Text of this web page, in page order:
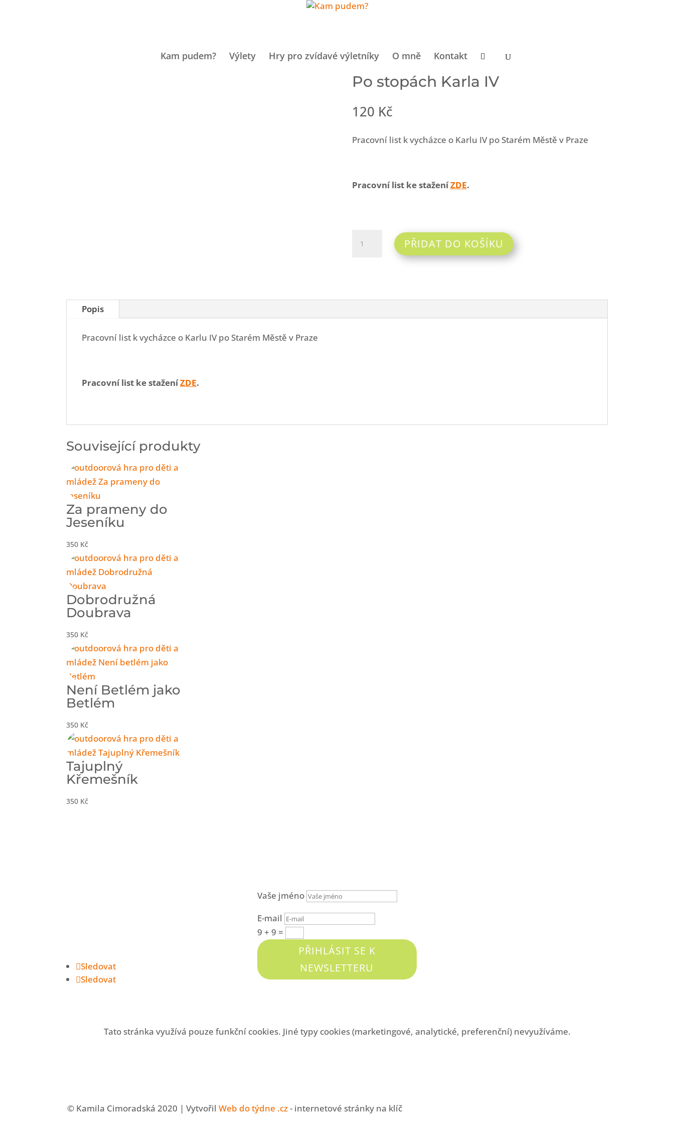
Kam pudem? Výlety Hry pro zvídavé výletníky O mně Kontakt
Po stopách Karla IV
120 Kč
Pracovní list k vycházce o Karlu IV po Starém Městě v Praze
Pracovní list ke staženíZDE.
stopách
PŘIDAT DO KOŠÍKU
Popis
Pracovní list k vycházce o Karlu IV po Starém Městě v Praze
Pracovní list ke staženíZDE.
Související produkty
Za prameny do
Jeseníku
350 Kč
Dobrodružná
Doubrava
350 Kč
Není Betlém jako
Betlém
350 Kč
Tajuplný
Křemešník
350 Kč
Sledovat
Sledovat
Vaše jméno
E-mail
9 + 9 =
PŘIHLÁSIT SE K
NEWSLETTERU
Tato stránka využívá pouze funkční cookies. Jiné typy cookies (marketingové, analytické, preferenční) nevyužíváme.
© Kamila Cimoradská 2020 | VytvořilWeb do týdne .cz- internetové stránky na klíč